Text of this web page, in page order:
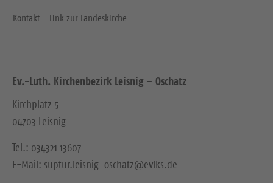
Kontakt Link zur Landeskirche
Ev.-Luth. Kirchenbezirk Leisnig – Oschatz
Kirchplatz 5
04703 Leisnig
Tel.: 034321 13607
E-Mail: suptur.leisnig_oschatz@evlks.de